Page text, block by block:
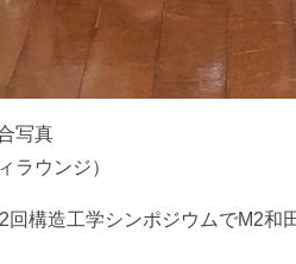
写真
ラウンジ）
構造工学シンポジウムでM2和